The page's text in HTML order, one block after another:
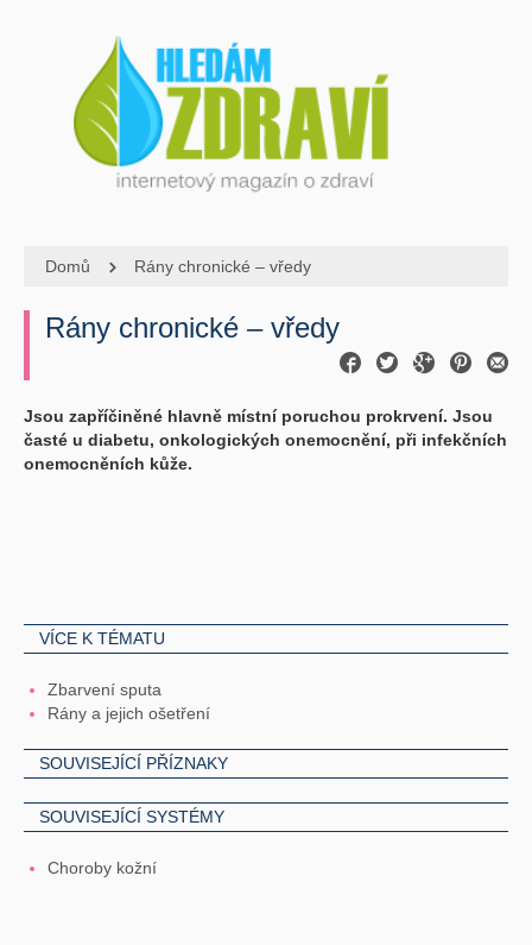
Domů Rány chronické – vředy
Rány chronické – vředy
Jsou zapříčiněné hlavně místní poruchou prokrvení. Jsou
časté u diabetu, onkologických onemocnění, při infekčních
onemocněních kůže.
VÍCE K TÉMATU
Zbarvení sputa
Rány a jejich ošetření
SOUVISEJÍCÍ PŘÍZNAKY
SOUVISEJÍCÍ SYSTÉMY
Choroby kožní